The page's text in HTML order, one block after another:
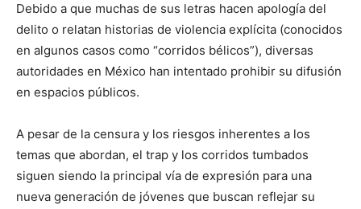
Debido a que muchas de sus letras hacen apología del
delito o relatan historias de violencia explícita (conocidos
en algunos casos como “corridos bélicos”), diversas
autoridades en México han intentado prohibir su difusión
en espacios públicos.
A pesar de la censura y los riesgos inherentes a los
temas que abordan, el trap y los corridos tumbados
siguen siendo la principal vía de expresión para una
nueva generación de jóvenes que buscan reflejar su